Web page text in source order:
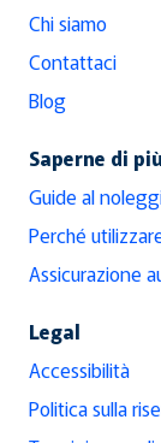
Chi siamo
Contattaci
Blog
Saperne di più
Guide al
Perché
Assicurazione
Legal
Accessibilità
Politica sulla